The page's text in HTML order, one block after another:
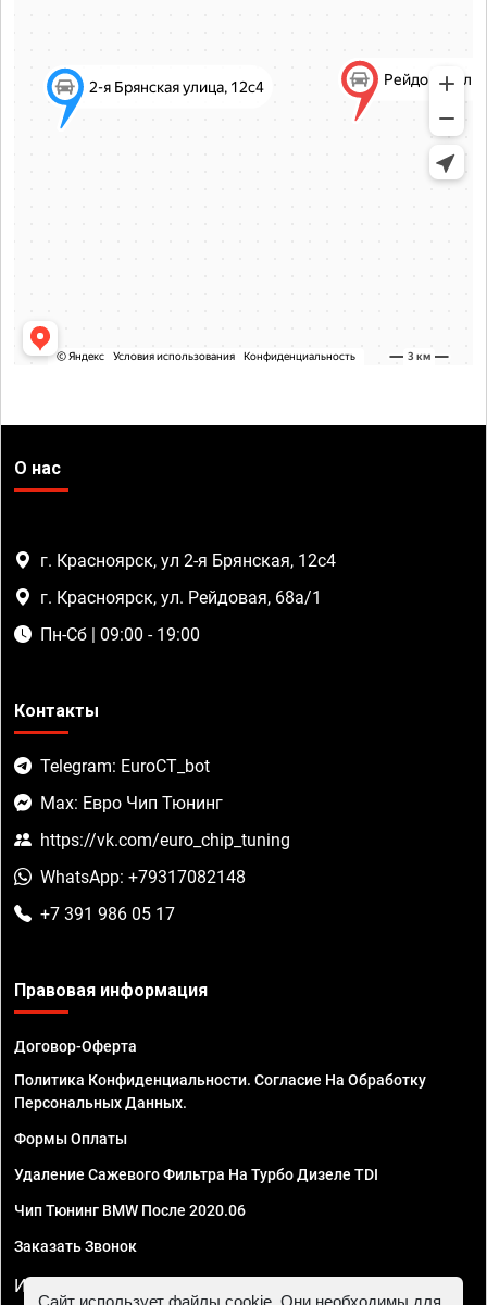
О нас
г. Красноярск, ул 2-я Брянская, 12с4
г. Красноярск, ул. Рейдовая, 68а/1
Пн-Сб | 09:00 - 19:00
Контакты
Telegram: EuroCT_bot
Max: Евро Чип Тюнинг
https://vk.com/euro_chip_tuning
WhatsApp: +79317082148
+7 391 986 05 17
Правовая информация
Договор-Оферта
Политика Конфиденциальности. Согласие На Обработку
Персональных Данных.
Формы Оплаты
Удаление Сажевого Фильтра На Турбо Дизеле TDI
Чип Тюнинг BMW После 2020.06
Заказать Звонок
ИП Смирнов Георгий Павлович. ИНН 781302555843,
Сайт использует файлы cookie. Они необходимы для